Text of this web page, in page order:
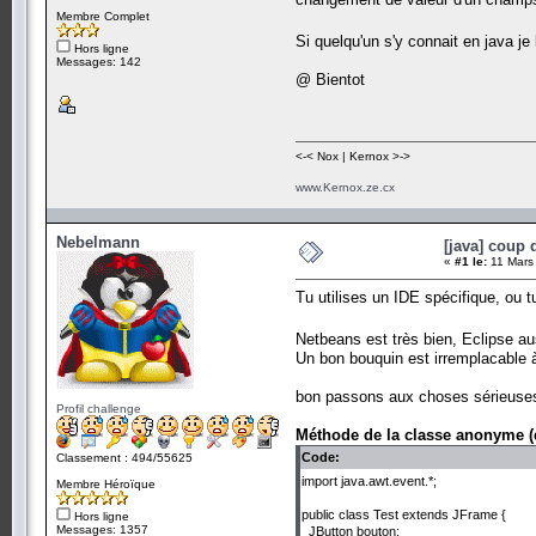
Membre Complet
Hors ligne
Messages: 142
Si quelqu'un s'y connait en java
@ Bientot
<-< Nox | Kernox >->
www.Kernox.ze.cx
Nebelmann
Profil challenge
Classement : 494/55625
Membre Héroïque
Hors ligne
Messages: 1357
[java] coup
« #1 le: 11
Tu utilises un IDE spécifique, ou
Netbeans est très bien, Eclipse
Un bon bouquin est
bon passons aux choses
Méthode de la classe anonyme
Code:
import java.awt.event.*;
public class Test extends JFrame {
JButton bouton;